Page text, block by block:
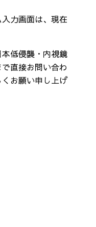
力画面は、現在
低侵襲・内視鏡
直接お問い合わ
お願い申し上げ